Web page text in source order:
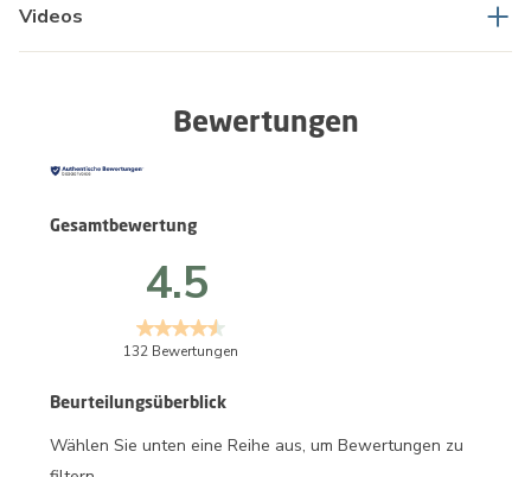
Videos
Bewertungen
Beurteilungsüberblick
Wählen Sie unten eine Reihe aus, um Bewertungen zu
Gesamtbewertung
4.5
132 Bewertungen